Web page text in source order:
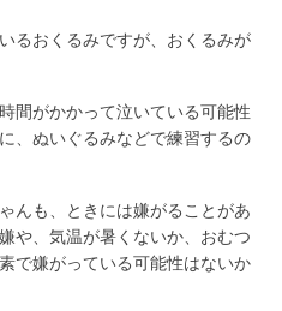
るおくるみですが、おくるみが
間がかかって泣いている可能性
、ぬいぐるみなどで練習するの
んも、ときには嫌がることがあ
や、気温が暑くないか、おむつ
で嫌がっている可能性はないか